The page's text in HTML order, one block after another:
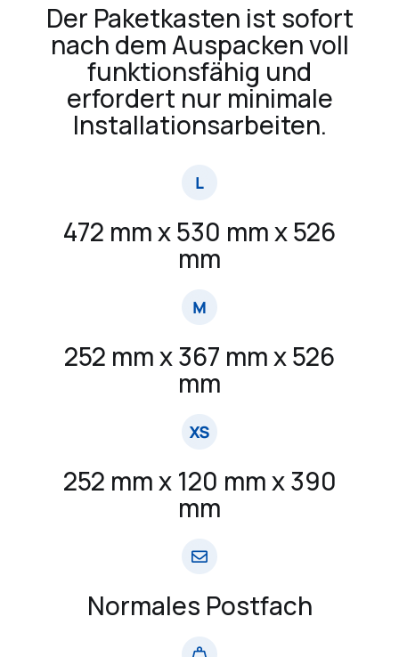
Der Paketkasten ist sofort
nach dem Auspacken voll
funktionsfähig und
erfordert nur minimale
Installationsarbeiten.
472 mm x 530 mm x 526
mm
252 mm x 367 mm x 526
mm
252 mm x 120 mm x 390
mm
Normales Postfach